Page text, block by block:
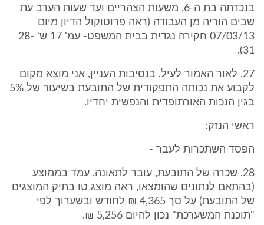
בנכדתה בת ה-6, משעות הצהריים ועד שעות הערב עת
שבים הוריה מן העבודה (ראה פרוטוקול הדיון מיום
07/03/13 חקירה נגדית בבית המשפט- עמ' 17 ש' 28-
31).
27. לאור האמור לעיל, בנסיבות העניין, אני מוצא מקום
לקבוע את נכותה התפקודית של התובעת בשיעור של 5%
בגין הנכות האורתופדית והנפשית יחדיו.
ראשי הנזק:
הפסד השתכרות לעבר -
28. שכרה של התובעת, עובר לתאונה, עמד בממוצע
(בהתאם לנתונים שהומצאו, ראה מוצג טו בתיק המוצגים
של התובעת) על סך 4,365 ₪ לחודש ובשערוך לפי
"תוכנת המשערכת" נכון להיום 5,256 ₪.